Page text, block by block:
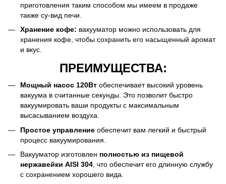
приготовления таким способом мы имеем в продаже
также су-вид печи
Хранение кофе: вакууматор можно использовать для
хранения кофе, чтобы сохранить его насыщенный аромат
и вкус.
ПРЕИМУЩЕСТВА:
Мощный насос 120Вт обеспечивает высокий уровень
вакуума в считанные секунды. Это позволит быстро
вакуумировать ваши продукты с максимальным
высасыванием воздуха.
Простое управление обеспечит вам легкий и быстрый
процесс вакуумирования.
Вакууматор изготовлен полностью из пищевой
нержавейки AISI 304 , что обеспечит его длинную службу
с сохранением хорошего вида.